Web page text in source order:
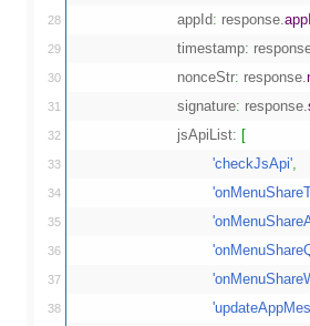
28
29
30
31
32
33
34
35
36
37
38
			appId
: response.
			timestamp
:
			nonceStr
: response.
			signature
: response.
			jsApiList
: [
'checkJsApi'